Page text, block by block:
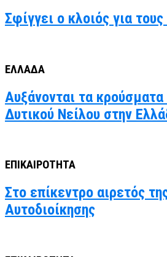
Σφίγγει ο κλοιός για
ΕΛΛΑΔΑ
Αυξάνονται τα κρούσματα
Δυτικού Νείλου στην
ΕΠΙΚΑΙΡΟΤΗΤΑ
Στο επίκεντρο αιρετός
Αυτοδιοίκησης